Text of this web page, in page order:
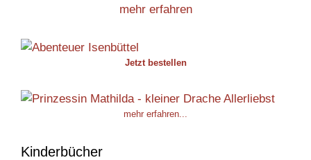
mehr erfahren
Jetzt bestellen
mehr erfahren...
Kinderbücher